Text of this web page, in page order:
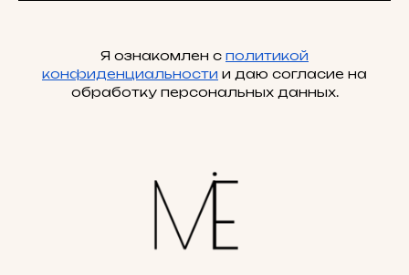
Я ознакомлен с политикой
конфиденциальности и даю согласие на
обработку персональных данных.